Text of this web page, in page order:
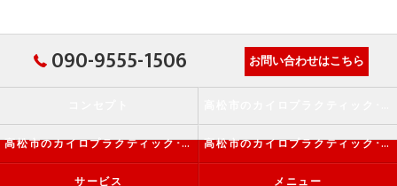
090-9555-1506 お問い合わせはこちら
高松市のカイロプラクティック･か・から～ず施術院の評判 高松市のカイロプラクティック･か・から～ず施術院のお客様の声
サービス メニュー